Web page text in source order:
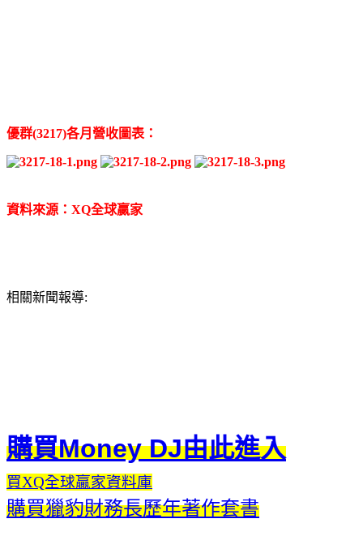
優群(3217)各月營收圖表：
資料來源：XQ全球贏家
相關新聞報導:
購買Money DJ由此進入
買XQ全球贏家資料庫
購買獵豹財務長歷年著作套書